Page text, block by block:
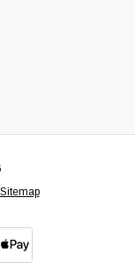
Sitemap